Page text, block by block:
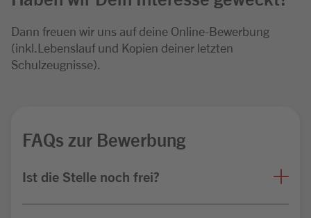
Dann freuen wir uns auf deine Online-Bewerbung
(inkl.Lebenslauf und Kopien deiner letzten
Schulzeugnisse).
FAQs zur Bewerbung
Ist die Stelle noch frei?